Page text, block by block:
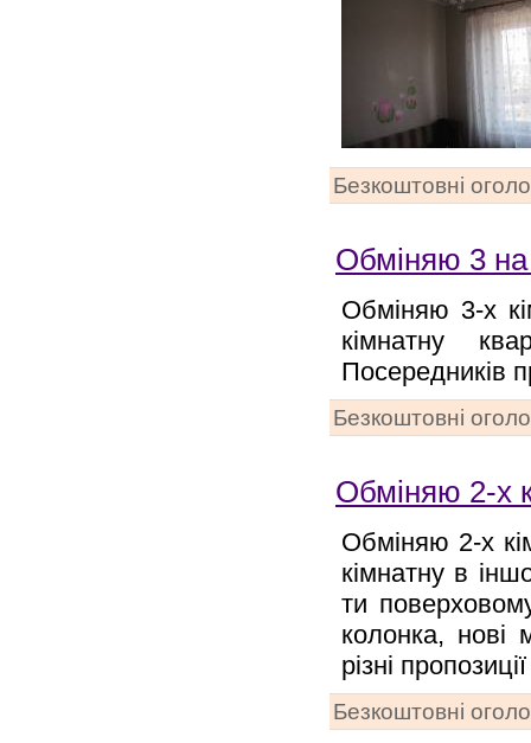
Безкоштовні
Обміняю 3 на
Обміняю 3-х
кімнатну
Посередників
Безкоштовні
Обміняю 2-х
Обміняю 2-х
кімнатну в
ти
колонка, нові
різні пропозиції
Безкоштовні